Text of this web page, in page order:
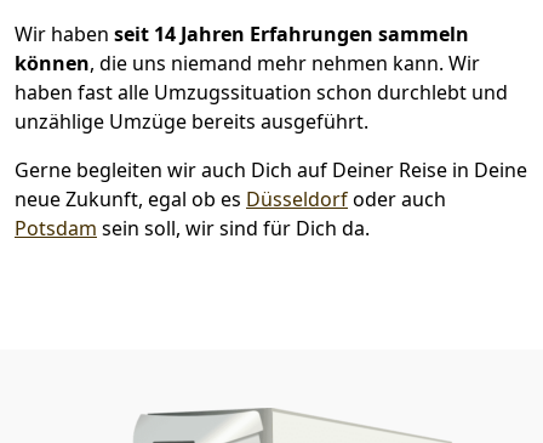
Wir haben seit 14 Jahren Erfahrungen sammeln
können, die uns niemand mehr nehmen kann. Wir
haben fast alle Umzugssituation schon durchlebt und
unzählige Umzüge bereits ausgeführt.
Gerne begleiten wir auch Dich auf Deiner Reise in Deine
neue Zukunft, egal ob es Düsseldorfoder auch
Potsdam sein soll, wir sind für Dich da.